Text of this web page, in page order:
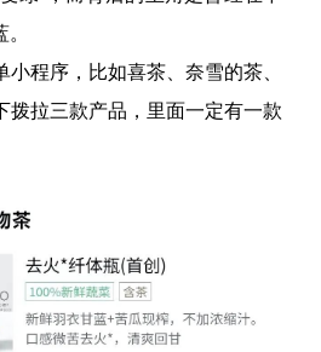
程序，比如喜茶、奈雪的茶、
拨拉三款产品，里面一定有一款